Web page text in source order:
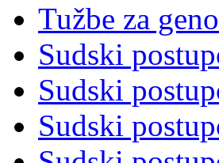
Tužbe za
Sudski
Sudski
Sudski